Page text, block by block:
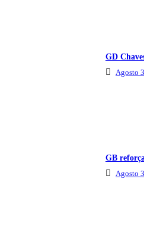
GD
Agosto
GB
Agosto